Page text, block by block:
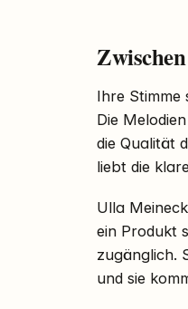
Ihre Stimme
Die
die Qualität
liebt die
Ulla
ein Produkt
zugänglich.
und sie